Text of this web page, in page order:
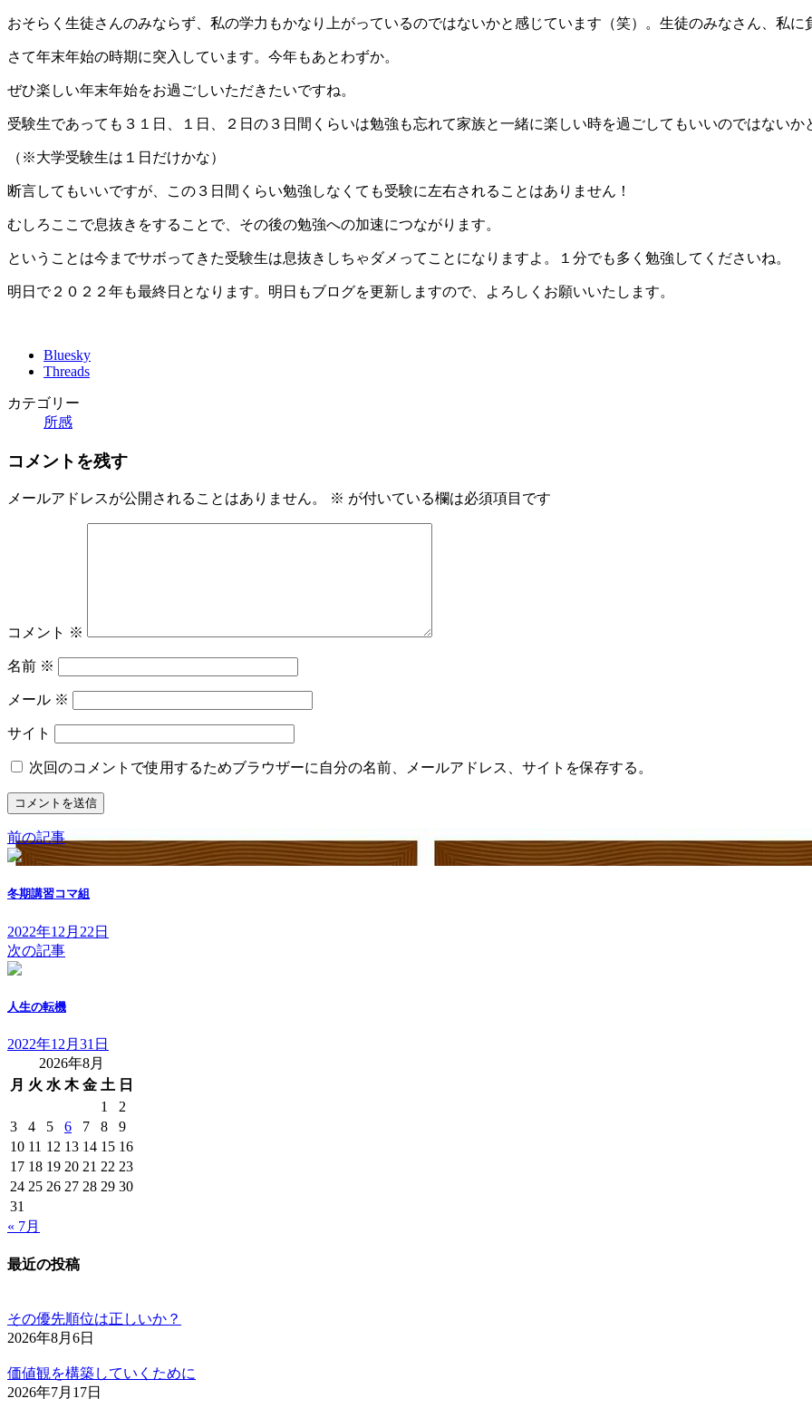
おそらく生徒さんのみならず、私の学力もかなり上がっているのではないかと感じています（笑）。生徒のみなさん、私に
さて年末年始の時期に突入しています。今年もあとわずか。
ぜひ楽しい年末年始をお過ごしいただきたいですね。
受験生であっても３１日、１日、２日の３日間くらいは勉強も忘れて家族と一緒に楽しい時を過ごしてもいいのではないか
（※大学受験生は１日だけかな）
断言してもいいですが、この３日間くらい勉強しなくても受験に左右されることはありません！
むしろここで息抜きをすることで、その後の勉強への加速につながります。
ということは今までサボってきた受験生は息抜きしちゃダメってことになりますよ。１分でも多く勉強してくださいね。
明日で２０２２年も最終日となります。明日もブログを更新しますので、よろしくお願いいたします。
Bluesky
Threads
カテゴリー
所感
コメントを残す
メールアドレスが公開されることはありません。 ※ が付いている欄は必須項目です
コメント ※
名前 ※
メール ※
サイト
次回のコメントで使用するためブラウザーに自分の名前、メールアドレス、サイトを保存する。
前の記事
冬期講習コマ組
2022年12月22日
次の記事
人生の転機
2022年12月31日
2026年8月
月 火 水 木 金 土 日
1
2
3
4 5 6 7 8
9
10 11 12 13 14 15 16
17 18 19 20 21 22 23
24 25 26 27 28 29 30
31
« 7月
最近の投稿
その優先順位は正しいか？
2026年8月6日
価値観を構築していくために
2026年7月17日